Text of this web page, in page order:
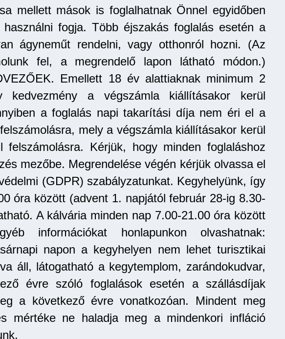
mellett mások is foglalhatnak Önnel egyidőben
fogja. Több éjszakás foglalás esetén a
ágyneműt rendelni, vagy otthonról hozni. (Az
fel, a megrendelő lapon látható módon.)
Emellett 18 év alattiaknak minimum 2
a végszámla kiállításakor kerül
a foglalás napi takarítási díja nem éri el a
mely a végszámla kiállításakor kerül
Kérjük, hogy minden foglaláshoz
mezőbe. Megrendelése végén kérjük olvassa el
(GDPR) szabályzatunkat. Kegyhelyünk, így
óra között (advent 1. napjától február 28-ig 8.30-
A kálvária minden nap 7.00-21.00 óra között
információkat honlapunkon olvashatnak:
napon a kegyhelyen nem lehet turisztikai
áll, látogatható a kegytemplom, zarándokudvar,
évre szóló foglalások esetén a szállásdíjak
a következő évre vonatkozóan. Mindent meg
mértéke ne haladja meg a mindenkori infláció